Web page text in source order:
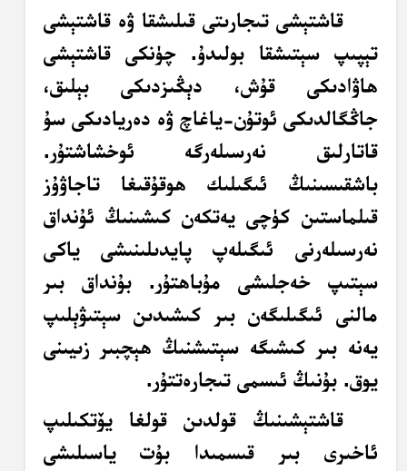
قاشتېشى تىجارىتى قىلىشقا ۋە قاشتېشى
تېپىپ سېتىشقا بولىدۇ. چۈنكى قاشتېشى
ھاۋادىكى قۇش، دېڭىزدىكى بېلىق،
جاڭگالدىكى ئوتۇن-ياغاچ ۋە دەريادىكى سۇ
قاتارلىق نەرسىلەرگە ئوخشاشتۇر.
باشقىسىنىڭ ئىگىلىك ھوقۇقىغا تاجاۋۇز
قىلماستىن كۈچى يەتكەن كىشىنىڭ ئۇنداق
نەرسىلەرنى ئىگىلەپ پايدىلىنىشى ياكى
سېتىپ خەجلىشى مۇباھتۇر. بۇنداق بىر
مالنى ئىگىلىگەن بىر كىشىدىن سېتىۋېلىپ
يەنە بىر كىشىگە سېتىشنىڭ ھېچبىر زىيىنى
يوق. بۇنىڭ ئىسمى تىجارەتتۇر.
قاشتېشىنىڭ قولدىن قولغا يۆتكىلىپ
ئاخىرى بىر قىسمىدا بۇت ياسىلىشى